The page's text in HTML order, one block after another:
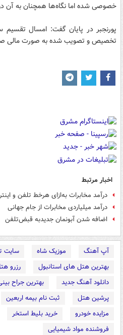
خصوصی شده اما نگاه‌ها همچنان به آن
پورنجبر در پایان گفت: امسال
تخصیص و تصویب شده به صورت مالی
اخبار مرتبط
درآمد مخابرات به‌ازای هرخط تلفن و
درآمد میلیاردی مخابرات از جام جهانی
اضافه‌ شدن آبونمان جدیدبه قبض‌تلفن
آپ آهنگ موزیک شاه
سایت
بهترین هتل های استانبول
رزرو
دانلود آهنگ جدید
بهترین جراح
پرشین هتل
ثبت نام بیمه اربعین
مزایده خودرو
خرید بلیط استخر
فروشنده مواد شیمیایی